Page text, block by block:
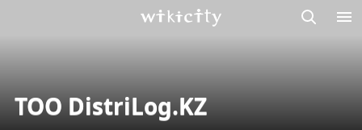
ТОО DistriLog.KZ